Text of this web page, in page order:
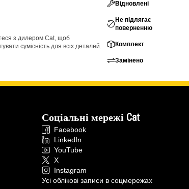
з дилером Cat, щоб
сумісність для всіх деталей.
Відновлені
Не підлягає
поверненню
Комплект
Замінено
Соціальні мережі Cat
Facebook
LinkedIn
YouTube
X
Instagram
Усі облікові записи в соцмережах